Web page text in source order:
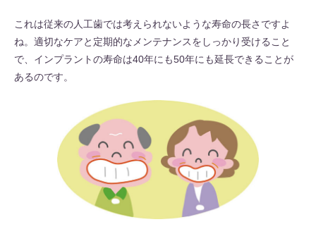
これは従来の人工歯では考えられないような寿命の長さですよ
ね。適切なケアと定期的なメンテナンスをしっかり受けること
で、インプラントの寿命は40年にも50年にも延長できることが
あるのです。